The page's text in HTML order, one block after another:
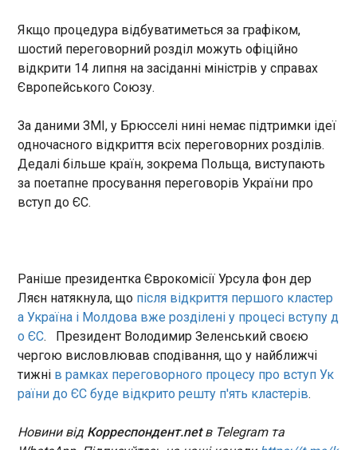
результати яких наразі
оскаржуються в судах, пише
Bloomberg .
тренувальний збір в Австрії поєдинком з
австрійською командою. Свій останній із п’яти
спарингів, запланованих до початку участі у
кваліфікаційному відборі в рамках Ліги Європи,
Костюка провела із чинним чемпіоном Австрії,
командою ЛАСК. Київська команда у
товариському поєдинку здобула перемогу - 2:0.
Обидва голи у спарингу забив Матвій
Пономаренко. Відзначився форвард у кожному
з таймів. Спочатку за "біло-синіх" гравець
поклав початок голам у протистоянні з
австрійцями. Другий свій гол Пономаренко
забив на 80-й хвилині поєдинку. Наприкінці
матчу Назар Волошин віддав гостру передачу з
лівого флангу, а динамівський нападник успішно
її замкнув. Динамо - ЛАСК - 2:0 Голи:
Пономаренко, 32, 80 Динамо: Нещерет,
Кендзера, Біловар (Малиш, 68), Михавко,
Волошин, Редушко (Огундана, 78), Пономаренко
На окупованій ЗАЕС укотре стався блекаут
21:35:29
Запорізька атомна електростанція втратила
лінія електропередачі Феросплавна , що
з'єднувала тимчасово окуповану Запорізьку АЕС
з Об'єднаною енергосистемою України", -
зазначили у повідомленні.
ЧИТАТЬ
Україна та Німеччина обговорили розвиток
технологічних спроможностей на полі бою
21:33:04
Якщо процедура відбуватиметься за графіком,
шостий переговорний розділ можуть офіційно
відкрити 14 липня на засіданні міністрів у справах
Європейського Союзу.
За даними ЗМІ, у Брюсселі нині немає підтримки ідеї
одночасного відкриття всіх переговорних розділів.
Дедалі більше країн, зокрема Польща, виступають
за поетапне просування переговорів України про
вступ до ЄС.
Раніше президентка Єврокомісії Урсула фон дер
Ляєн натякнула, що після відкриття першого кластер
а Україна і Молдова вже розділені у процесі вступу д
о ЄС. Президент Володимир Зеленський своєю
чергою висловлював сподівання, що у найближчі
тижні в рамках переговорного процесу про вступ Ук
раїни до ЄС буде відкрито решту п'ять кластерів.
Новини від Корреспондент.netв Telegram та